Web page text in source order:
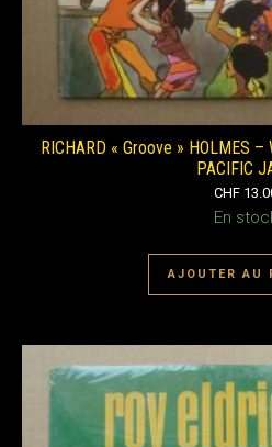
RICHARD « Groove » HOLMES
PACIFIC
CHF
En
AJOUTER AU